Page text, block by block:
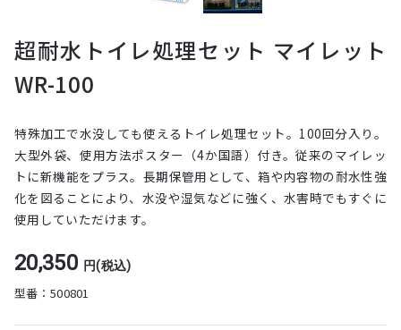
超耐水トイレ処理セット マイレット
WR-100
特殊加工で水没しても使えるトイレ処理セット。100回分入り。
大型外袋、使用方法ポスター（4か国語）付き。従来のマイレッ
トに新機能をプラス。長期保管用として、箱や内容物の耐水性強
化を図ることにより、水没や湿気などに強く、水害時でもすぐに
使用していただけます。
20,350 円(税込)
型番：500801